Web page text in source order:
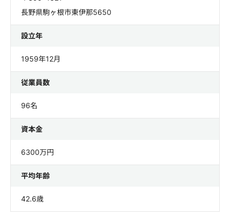
長野県駒ヶ根市東伊那5650
設立年
1959年12月
従業員数
96名
資本金
6300万円
平均年齢
42.6歳